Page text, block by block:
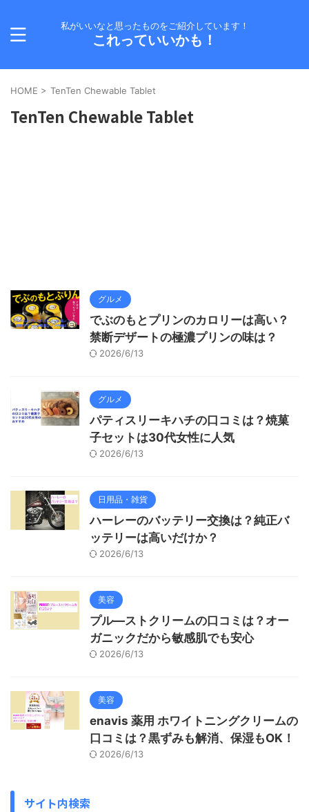
私がいいなと思ったものをご紹介しています！
これっていいかも！
HOME > TenTen Chewable Tablet
TenTen Chewable Tablet
グルメ
でぶのもとプリンのカロリーは高い？
禁断デザートの極濃プリンの味は？
2026/6/13
グルメ
パティスリーキハチの口コミは？焼菓
子セットは30代女性に人気
2026/6/13
日用品・雑貨
ハーレーのバッテリー交換は？純正バ
ッテリーは高いだけか？
2026/6/13
美容
プル―ストクリームの口コミは？オー
ガニックだから敏感肌でも安心
2026/6/13
美容
enavis 薬用 ホワイトニングクリームの
口コミは？黒ずみも解消、保湿もOK！
2026/6/13
サイト内検索